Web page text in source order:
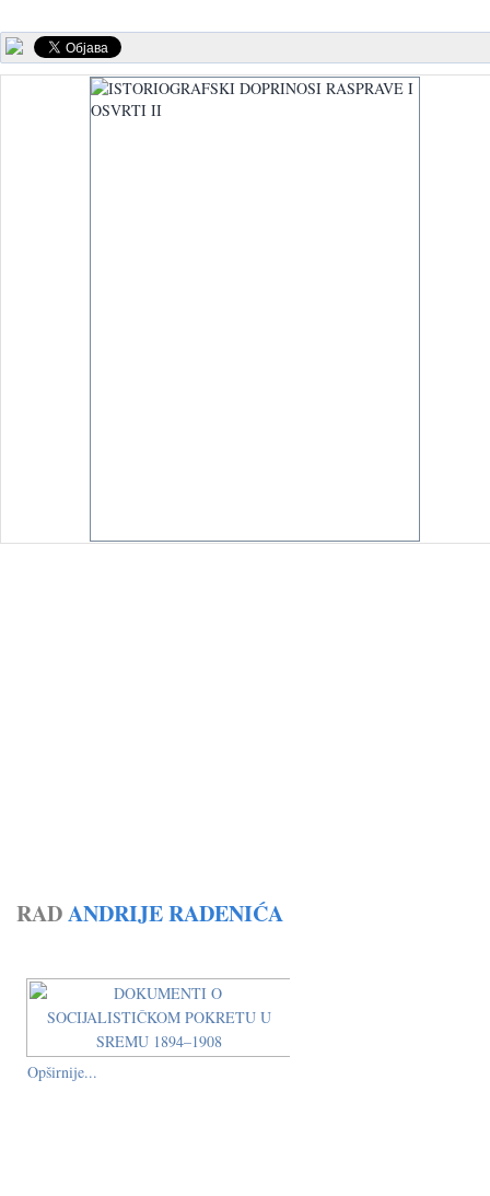
RADANDRIJE RADENIĆA
Opširnije...